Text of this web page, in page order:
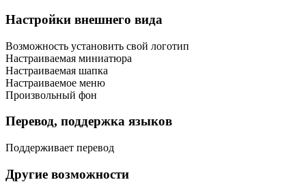
Настройки внешнего вида
Возможность установить свой логотип
Настраиваемая миниатюра
Настраиваемая шапка
Настраиваемое меню
Произвольный фон
Перевод, поддержка языков
Поддерживает перевод
Другие возможности